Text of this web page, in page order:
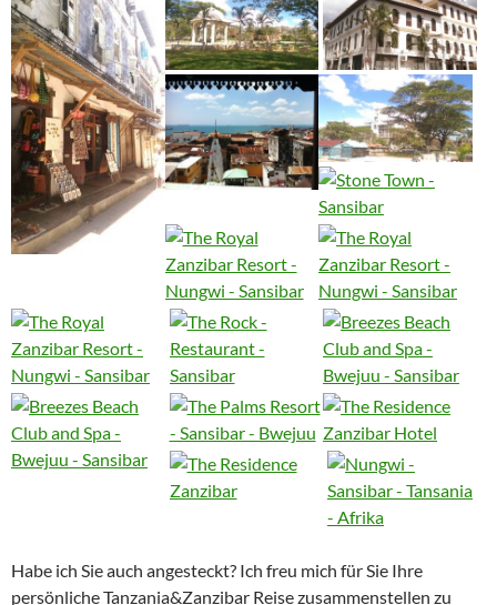
Habe ich Sie auch angesteckt? Ich freu mich für Sie Ihre
persönliche Tanzania&Zanzibar Reise zusammenstellen zu